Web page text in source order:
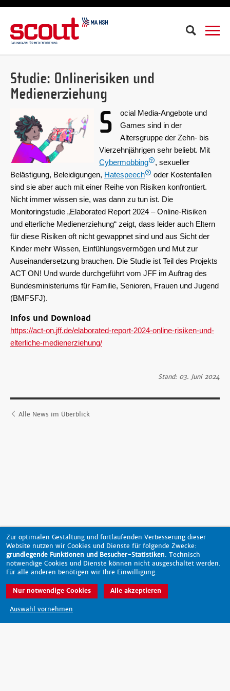
Suche
Studie: Onlinerisiken und
Medienerziehung
S
ocial Media-Angebote und
Games sind in der
Altersgruppe der Zehn- bis
Vierzehnjährigen sehr beliebt. Mit
Cybermobbing
, sexueller
Belästigung, Beleidigungen, Hatespeech
oder Kostenfallen
sind sie aber auch mit einer Reihe von Risiken konfrontiert.
Nicht immer wissen sie, was dann zu tun ist. Die
Monitoringstudie „Elaborated Report 2024 – Online-Risiken
und elterliche Medienerziehung“ zeigt, dass leider auch Eltern
für diese Risiken oft nicht gewappnet sind und aus Sicht der
Kinder mehr Wissen, Einfühlungsvermögen und Mut zur
Auseinandersetzung brauchen. Die Studie ist Teil des Projekts
ACT ON! Und wurde durchgeführt vom JFF im Auftrag des
Bundesministeriums für Familie, Senioren, Frauen und Jugend
(BMFSFJ).
Infos und Download
https://act-on.jff.de/elaborated-report-2024-online-risiken-und-
elterliche-medienerziehung/
Stand: 03. Juni 2024
Alle News im Überblick
nach oben
Zur optimalen Gestaltung und fortlaufenden Verbesserung dieser
Website nutzen wir Cookies und Dienste für folgende Zwecke:
grundlegende Funktionen und Besucher-Statistiken. Technisch
notwendige Cookies und Dienste können nicht ausgeschaltet werden.
Für alle anderen benötigen wir Ihre Einwilligung.
Auswahl vornehmen
Nur notwendige Cookies Alle akzeptieren